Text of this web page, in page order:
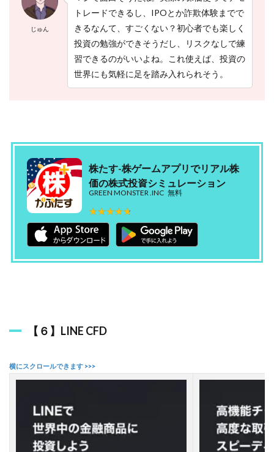
じゅん
トレードできるし、IPOとか詐欺体験までで
きるなんて、すごくない？初心者でも楽しく
投資の勉強ができそうだし、リスクなしで練
習できるのがいいよね。これ使えば、投資の
世界にも気軽に足を踏み入れられそう。
株たす-株ゲームアプリでリアル株
価の株式投資シミュレーション
GREEN MONSTER .INC 無料
★★★★★
★★★★★
【６】LINE CFD